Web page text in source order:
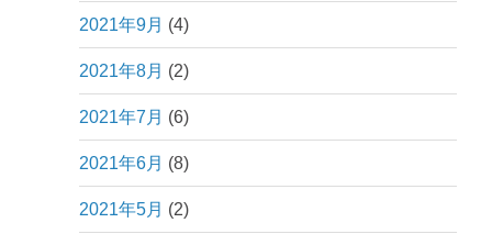
2021年9月 (4)
2021年8月 (2)
2021年7月 (6)
2021年6月 (8)
2021年5月 (2)